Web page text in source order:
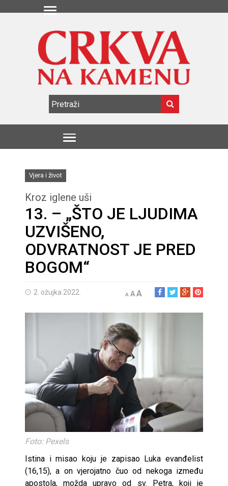
Vjera i život
Kroz iglene uši
13. – „ŠTO JE LJUDIMA
UZVIŠENO,
ODVRATNOST JE PRED
BOGOM“
2. ožujka 2022. A AA
Foto: Pexels
Istina i misao koju je zapisao Luka evanđelist
(16,15), a on vjerojatno čuo od nekoga između
apostola, možda upravo od sv. Petra, koji je